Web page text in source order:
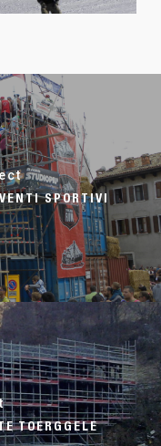
SPORTIVI
TOERGGELE